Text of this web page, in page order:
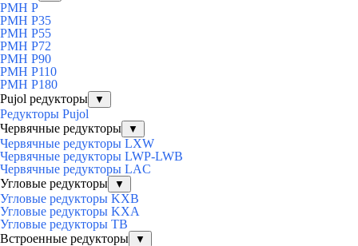
PMH P
PMH P35
PMH P55
PMH P72
PMH P90
PMH P110
PMH P180
Pujol редукторы
▼
Редукторы Pujol
Червячные редукторы
▼
Червячные редукторы LXW
Червячные редукторы LWP-LWB
Червячные редукторы LAC
Угловые редукторы
▼
Угловые редукторы KXB
Угловые редукторы KXA
Угловые редукторы TB
Встроенные редукторы
▼